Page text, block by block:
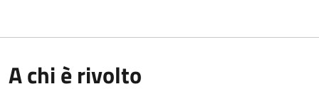
A chi è rivolto